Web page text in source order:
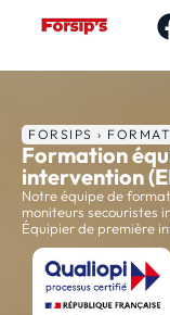
FORSIPS ›
Formation
intervention
Notre équipe de
moniteurs secouristes
Équipier de première